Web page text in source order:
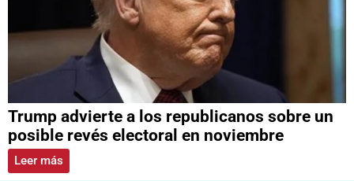
Trump advierte a los republicanos sobre un
posible revés electoral en noviembre
Leer más